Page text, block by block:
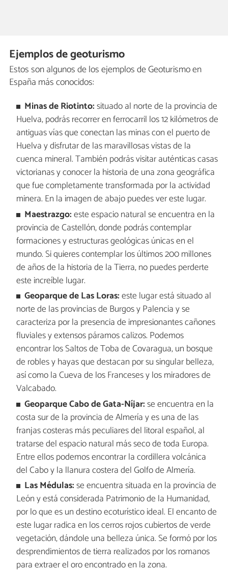
Ejemplos de geoturismo
Estos son algunos de los ejemplos de Geoturismo en
España más conocidos:
Minas de Riotinto:situado al norte de la provincia de
Huelva, podrás recorrer en ferrocarril los 12 kilómetros de
antiguas vías que conectan las minas con el puerto de
Huelva y disfrutar de las maravillosas vistas de la
cuenca mineral. También podrás visitar auténticas casas
victorianas y conocer la historia de una zona geográfica
que fue completamente transformada por la actividad
minera. En la imagen de abajo puedes ver este lugar.
Maestrazgo:este espacio natural se encuentra en la
provincia de Castellón, donde podrás contemplar
formaciones y estructuras geológicas únicas en el
mundo. Si quieres contemplar los últimos 200 millones
de años de la historia de la Tierra, no puedes perderte
este increíble lugar.
Geoparque de Las Loras:este lugar está situado al
norte de las provincias de Burgos y Palencia y se
caracteriza por la presencia de impresionantes cañones
fluviales y extensos páramos calizos. Podemos
encontrar los Saltos de Toba de Covaragua, un bosque
de robles y hayas que destacan por su singular belleza,
así como la Cueva de los Franceses y los miradores de
Valcabado.
Geoparque Cabo de Gata-Níjar:se encuentra en la
costa sur de la provincia de Almería y es una de las
franjas costeras más peculiares del litoral español, al
tratarse del espacio natural más seco de toda Europa.
Entre ellos podemos encontrar la cordillera volcánica
del Cabo y la llanura costera del Golfo de Almería.
Las Médulas:se encuentra situada en la provincia de
León y está considerada Patrimonio de la Humanidad,
por lo que es un destino ecoturístico ideal. El encanto de
este lugar radica en los cerros rojos cubiertos de verde
vegetación, dándole una belleza única. Se formó por los
desprendimientos de tierra realizados por los romanos
para extraer el oro encontrado en la zona.